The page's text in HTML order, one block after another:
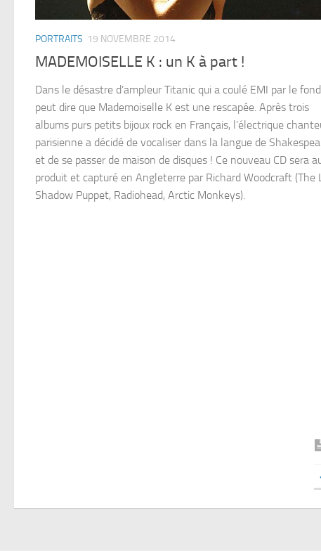
PORTRAITS 19 NOVEMBRE 2014
MADEMOISELLE K : un K à part !
Dans le désastre d’ampleur Titanic qui a coulé EMI par le
peut dire que Mademoiselle K est une rescapée. Après trois
albums purs petits bijoux rock en Français, l’électrique
parisienne a décidé de vocaliser dans la langue de
et de se passer de maison de disques ! Ce nouveau CD sera
produit et capturé en Angleterre par Richard Woodcraft (The
Shadow Puppet, Radiohead, Arctic Monkeys).